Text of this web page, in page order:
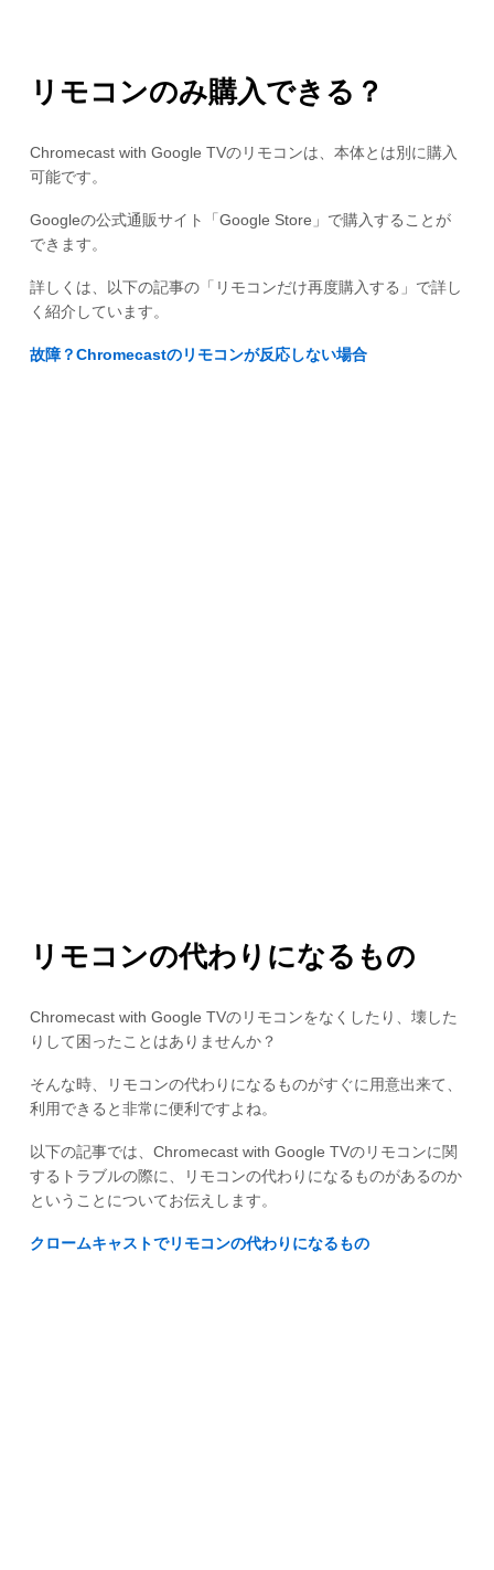
リモコンのみ購入できる？
Chromecast with Google TVのリモコンは、本体とは別に購入
可能です。
Googleの公式通販サイト「Google Store」で購入することが
できます。
詳しくは、以下の記事の「リモコンだけ再度購入する」で詳し
く紹介しています。
故障？Chromecastのリモコンが反応しない場合
リモコンの代わりになるもの
Chromecast with Google TVのリモコンをなくしたり、壊した
りして困ったことはありませんか？
そんな時、リモコンの代わりになるものがすぐに用意出来て、
利用できると非常に便利ですよね。
以下の記事では、Chromecast with Google TVのリモコンに関
するトラブルの際に、リモコンの代わりになるものがあるのか
ということについてお伝えします。
クロームキャストでリモコンの代わりになるもの